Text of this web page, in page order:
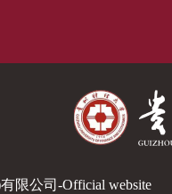
限公司-Official website